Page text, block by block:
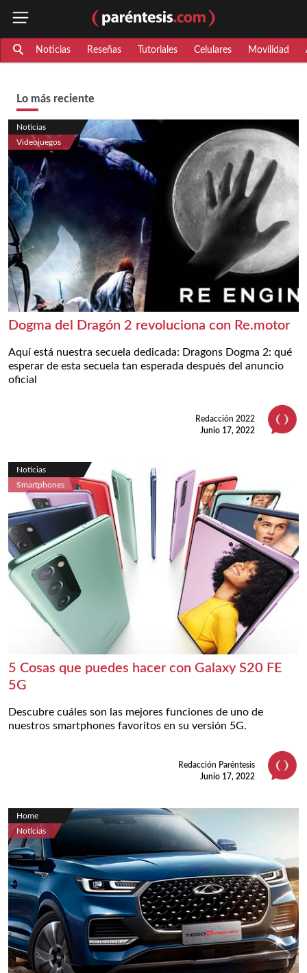
Noticias Reseñas Tutoriales Celulares Movilidad
Lo más reciente
Noticias
Videojuegos
Dogma del Dragón 2 revoluciona con Re.motor
Aquí está nuestra secuela dedicada: Dragons Dogma 2: qué
esperar de esta secuela tan esperada después del anuncio
oficial
Redacción 2022
Junio 17, 2022
Noticias
Smartphones
5 Cosas que puedes hacer con Galaxy S20 FE
5G
Descubre cuáles son las mejores funciones de uno de
nuestros smartphones favoritos en su versión 5G.
Redacción Paréntesis
Junio 17, 2022
Home
Noticias